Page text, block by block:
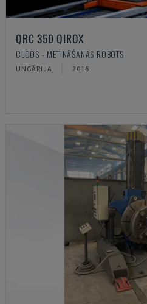
QRC 350 QIROX
CLOOS - METINĀŠANAS ROBOTS
UNGĀRIJA 2016